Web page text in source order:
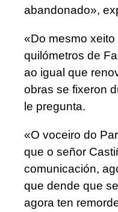
abandonado»,
«Do mesmo
quilómetros de
ao igual que
obras se fixeron
le pregunta.
«O voceiro do
que o señor
comunicación,
que dende que
agora ten